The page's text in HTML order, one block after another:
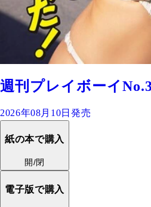
週刊プレイボーイ
2026年08月10日発売
紙の本で購入
開/閉
電子版で購入